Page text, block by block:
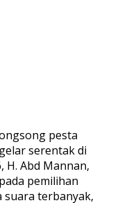
pesta
serentak di
H. Abd Mannan,
pemilihan
suara terbanyak,